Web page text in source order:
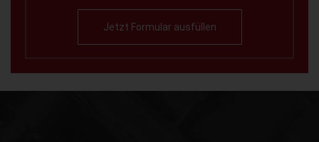
Jetzt Formular ausfüllen